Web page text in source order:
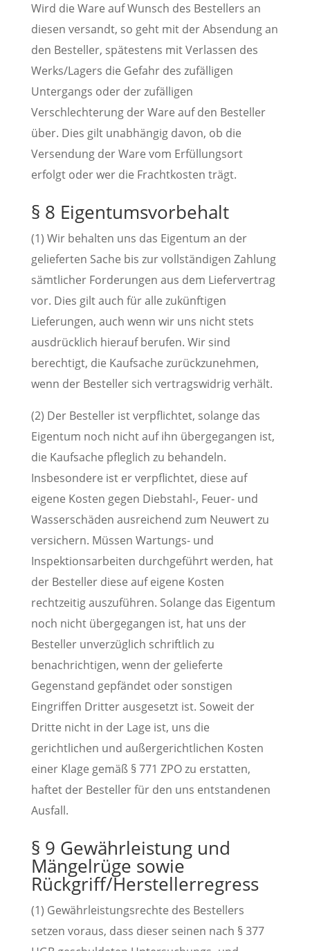
Wird die Ware auf Wunsch des Bestellers an
diesen versandt, so geht mit der Absendung an
den Besteller, spätestens mit Verlassen des
Werks/Lagers die Gefahr des zufälligen
Untergangs oder der zufälligen
Verschlechterung der Ware auf den Besteller
über. Dies gilt unabhängig davon, ob die
Versendung der Ware vom Erfüllungsort
erfolgt oder wer die Frachtkosten trägt.
§ 8 Eigentumsvorbehalt
(1) Wir behalten uns das Eigentum an der
gelieferten Sache bis zur vollständigen Zahlung
sämtlicher Forderungen aus dem Liefervertrag
vor. Dies gilt auch für alle zukünftigen
Lieferungen, auch wenn wir uns nicht stets
ausdrücklich hierauf berufen. Wir sind
berechtigt, die Kaufsache zurückzunehmen,
wenn der Besteller sich vertragswidrig verhält.
(2) Der Besteller ist verpflichtet, solange das
Eigentum noch nicht auf ihn übergegangen ist,
die Kaufsache pfleglich zu behandeln.
Insbesondere ist er verpflichtet, diese auf
eigene Kosten gegen Diebstahl-, Feuer- und
Wasserschäden ausreichend zum Neuwert zu
versichern. Müssen Wartungs- und
Inspektionsarbeiten durchgeführt werden, hat
der Besteller diese auf eigene Kosten
rechtzeitig auszuführen. Solange das Eigentum
noch nicht übergegangen ist, hat uns der
Besteller unverzüglich schriftlich zu
benachrichtigen, wenn der gelieferte
Gegenstand gepfändet oder sonstigen
Eingriffen Dritter ausgesetzt ist. Soweit der
Dritte nicht in der Lage ist, uns die
gerichtlichen und außergerichtlichen Kosten
einer Klage gemäß § 771 ZPO zu erstatten,
haftet der Besteller für den uns entstandenen
Ausfall.
§ 9 Gewährleistung und
Mängelrüge sowie
Rückgriff/Herstellerregress
(1) Gewährleistungsrechte des Bestellers
setzen voraus, dass dieser seinen nach § 377